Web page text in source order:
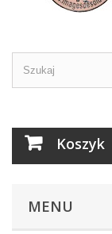
Koszyk
MENU